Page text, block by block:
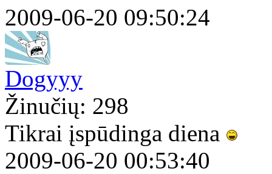
2009-06-20 09:50:24
Dogyyy
Žinučių: 298
Tikrai įspūdinga diena
2009-06-20 00:53:40